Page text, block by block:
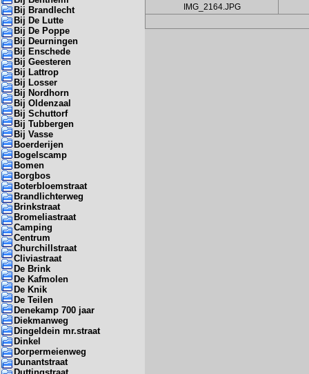
Bij Brandlecht
Bij De Lutte
Bij De Poppe
Bij Deurningen
Bij Enschede
Bij Geesteren
Bij Lattrop
Bij Losser
Bij Nordhorn
Bij Oldenzaal
Bij Schuttorf
Bij Tubbergen
Bij Vasse
Boerderijen
Bogelscamp
Bomen
Borgbos
Boterbloemstraat
Brandlichterweg
Brinkstraat
Bromeliastraat
Camping
Centrum
Churchillstraat
Cliviastraat
De Brink
De Kafmolen
De Knik
De Teilen
Denekamp 700 jaar
Diekmanweg
Dingeldein mr.straat
Dinkel
Dorpermeienweg
Dunantstraat
IMG_2164.JPG